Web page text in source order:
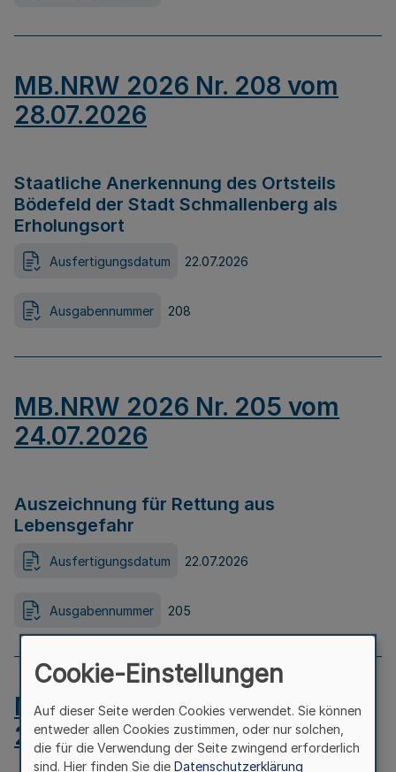
MB.NRW 2026 Nr. 208 vom
28.07.2026
Staatliche Anerkennung des Ortsteils
Bödefeld der Stadt Schmallenberg als
Erholungsort
Ausfertigungsdatum 22.07.2026
Ausgabennummer 208
MB.NRW 2026 Nr. 205 vom
24.07.2026
Auszeichnung für Rettung aus
Lebensgefahr
Ausfertigungsdatum 22.07.2026
Ausgabennummer 205
MB.NRW 2026 Nr. 204 vom
24.07.2026
Cookie-Einstellungen
Auf dieser Seite werden Cookies verwendet. Sie können
entweder allen Cookies zustimmen, oder nur solchen,
die für die Verwendung der Seite zwingend erforderlich
sind. Hier finden Sie die Datenschutzerklärung